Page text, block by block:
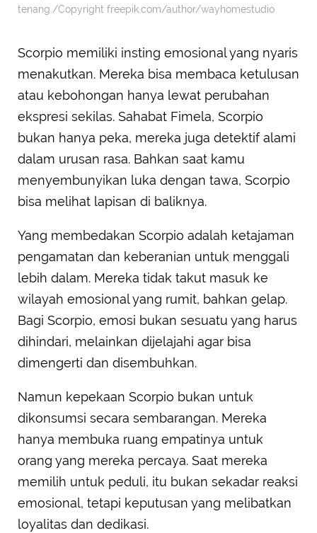
tenang./Copyright freepik.com/author/wayhomestudio
Scorpio memiliki insting emosional yang nyaris
menakutkan. Mereka bisa membaca ketulusan
atau kebohongan hanya lewat perubahan
ekspresi sekilas. Sahabat Fimela, Scorpio
bukan hanya peka, mereka juga detektif alami
dalam urusan rasa. Bahkan saat kamu
menyembunyikan luka dengan tawa, Scorpio
bisa melihat lapisan di baliknya.
Yang membedakan Scorpio adalah ketajaman
pengamatan dan keberanian untuk menggali
lebih dalam. Mereka tidak takut masuk ke
wilayah emosional yang rumit, bahkan gelap.
Bagi Scorpio, emosi bukan sesuatu yang harus
dihindari, melainkan dijelajahi agar bisa
dimengerti dan disembuhkan.
Namun kepekaan Scorpio bukan untuk
dikonsumsi secara sembarangan. Mereka
hanya membuka ruang empatinya untuk
orang yang mereka percaya. Saat mereka
memilih untuk peduli, itu bukan sekadar reaksi
emosional, tetapi keputusan yang melibatkan
loyalitas dan dedikasi.